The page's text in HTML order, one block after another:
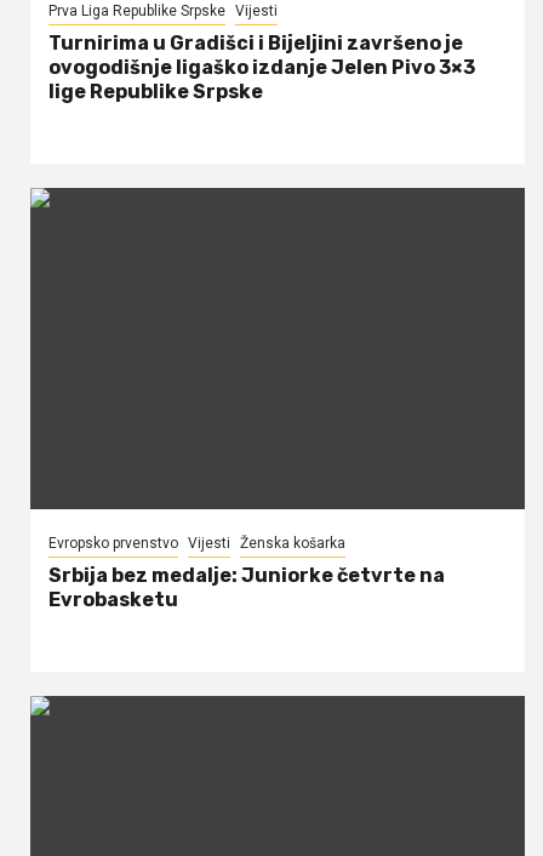
Prva Liga Republike Srpske Vijesti
Turnirima u Gradišci i Bijeljini završeno je
ovogodišnje ligaško izdanje Jelen Pivo 3×3
lige Republike Srpske
Evropsko prvenstvo Vijesti Ženska košarka
Srbija bez medalje: Juniorke četvrte na
Evrobasketu